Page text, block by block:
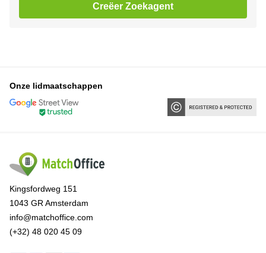
Creëer Zoekagent
Onze lidmaatschappen
Kingsfordweg 151
1043 GR Amsterdam
info@matchoffice.com
(+32) 48 020 45 09